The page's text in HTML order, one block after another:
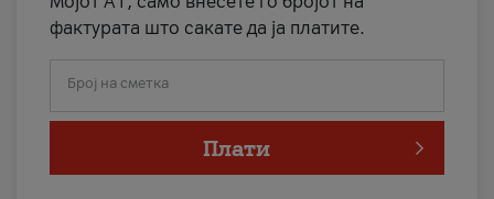
фактурата што сакате да ја платите.
Број на сметка
Плати